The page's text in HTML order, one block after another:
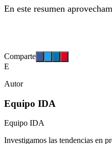
En este resumen
Comparte
E
Autor
Equipo IDA
Equipo IDA
Investigamos las tendencias en